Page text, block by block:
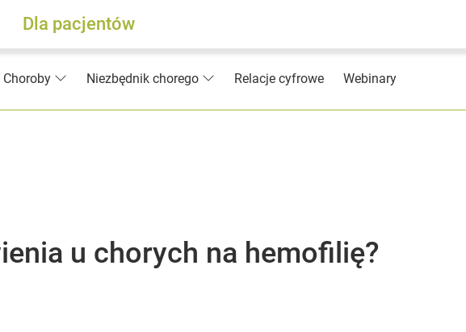
Dla pacjentów
Choroby Niezbędnik chorego Relacje cyfrowe Webinary
u chorych na hemofilię?